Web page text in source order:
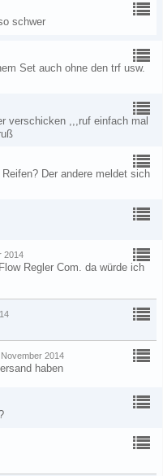
schwer
Set auch ohne den trf usw.
verschicken ,,,ruf einfach mal
Der andere meldet sich
2014
Regler Com. da würde ich
2014
haben